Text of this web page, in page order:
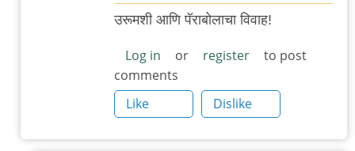
In
?
by
'न'वी
बाजू
उरूमशी आणि पॅराबोलाचा विवाह!
Log in or register
to post
comments
Like
Dislike